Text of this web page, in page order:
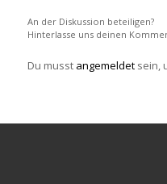
An der Diskussion beteiligen?
Hinterlasse uns deinen
Du musst angemeldetsein,